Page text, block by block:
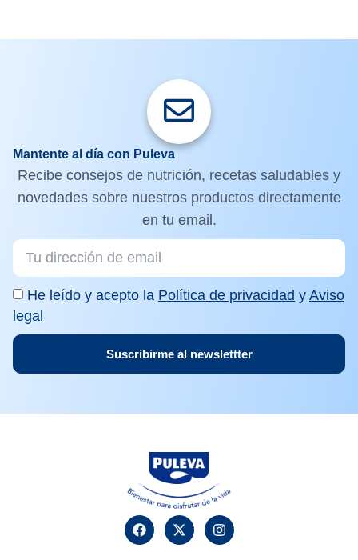
Mantente al día con Puleva
Recibe consejos de nutrición, recetas saludables y
novedades sobre nuestros productos directamente
en tu email.
He leído y acepto la Política de privacidad y Aviso
legal
Suscribirme al newslettter